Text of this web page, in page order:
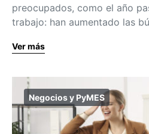
preocupados, como el año
trabajo: han aumentado las
Ver más
Negocios y PyMES